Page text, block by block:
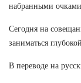
набранными очками.
Сегодня на
заниматься
В переводе на